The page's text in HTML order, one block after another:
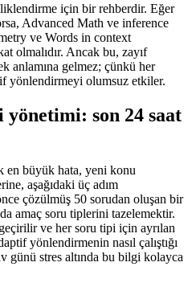
için bir rehberdir. Eğer
Advanced Math ve inference
ve Words in context
olmalıdır. Ancak bu, zayıf
anlamına gelmez; çünkü her
yönlendirmeyi olumsuz etkiler.
yönetimi: son 24 saat
en büyük hata, yeni konu
aşağıdaki üç adım
çözülmüş 50 sorudan oluşan bir
amaç soru tiplerini tazelemektir.
ve her soru tipi için ayrılan
yönlendirmenin nasıl çalıştığı
günü stres altında bu bilgi kolayca